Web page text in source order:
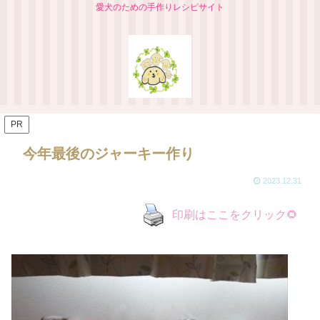
愛犬のための手作りレシピサイト
PR
今年最後のジャーキー作り
2023.12.31
印刷はここをクリック🌻